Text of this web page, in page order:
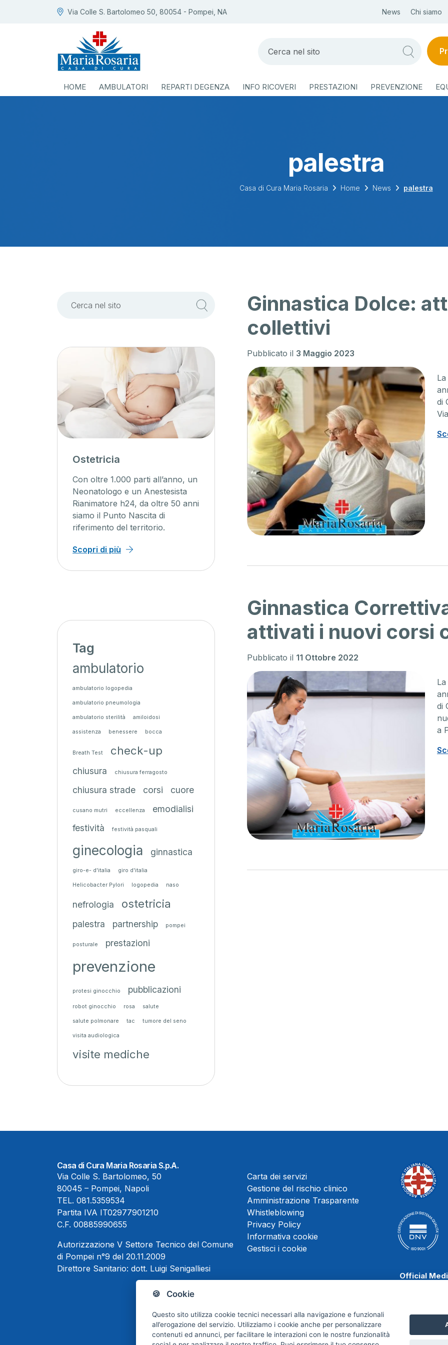
🍪 Cookie
Questo sito utilizza cookie tecnici necessari alla navigazione e funzionali
all’erogazione del servizio. Utilizziamo i cookie anche per personalizzare
contenuti ed annunci, per facilitare le interazioni con le nostre funzionalità
Via Colle S. Bartolomeo 50, 80054 - Pompei, NA News Chi siamo
HOME AMBULATORI REPARTI DEGENZA INFO RICOVERI PRESTAZIONI PREVENZIONE
palestra
Casa di Cura Maria Rosaria Home News palestra
Ginnastica Dolce:
collettivi
Pubblicato il 3 Maggio 2023
La
di
Ginnastica
attivati i nuovi corsi
Pubblicato il 11 Ottobre 2022
La
di
a
parti all’anno, un
h24, da oltre 50 anni
La cardiologia a 360°: i nostri
specialisti sono presenti sia in
ambulatorio che in reparto, ti
assistiamo dalla diagnosi alla cura
all’elettrofisiologia.
Scopri di più
Ortopedia
La nostra equipe di specialisti
multidisciplinari è in grado di
produrre diagnosi mirate e
predisporre i più appropriati
approcci terapeutici, chirurgici e
Tag
ambulatorio
ambulatorio logopedia
ambulatorio pneumologia
ambulatorio sterilità amiloidosi
assistenza benessere bocca
Breath Test check-up
chiusura chiusura ferragosto
chiusura strade corsi cuore
cusano mutri eccellenza
emodialisi
festività
festività pasquali
ginecologia ginnastica
giro-e- d'italia giro d'italia
Helicobacter Pylori logopedia naso
nefrologia ostetricia
palestra partnership pompei
posturale prestazioni
prevenzione
protesi ginocchio pubblicazioni
robot ginocchio rosa salute
salute polmonare tac tumore del seno
visita audiologica
visite mediche
Casa di Cura Maria Rosaria S.p.A.
Via Colle S. Bartolomeo, 50
80045 – Pompei, Napoli
TEL. 081.5359534
Partita IVA IT02977901210
C.F. 00885990655
Autorizzazione V Settore Tecnico del Comune
di Pompei n°9 del 20.11.2009
Direttore Sanitario: dott. Luigi Senigalliesi
Carta dei servizi
Gestione del rischio clinico
Amministrazione Trasparente
Whistleblowing
Privacy Policy
Informativa cookie
Gestisci i cookie
Official
Scafati